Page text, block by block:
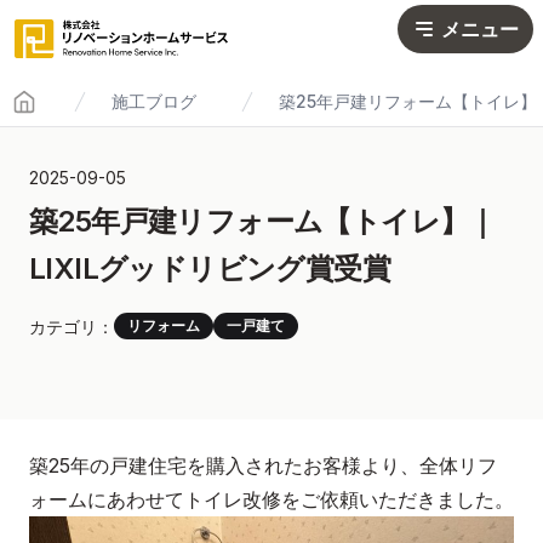
Home 施工ブログ 築25年戸建リフォーム【トイレ
2025-09-05
築25年戸建リフォーム【トイレ】｜
LIXILグッドリビング賞受賞
カテゴリ： リフォーム 一戸建て
築25年の戸建住宅を購入されたお客様より、全体リフ
ォームにあわせてトイレ改修をご依頼いただきました。
メニュー